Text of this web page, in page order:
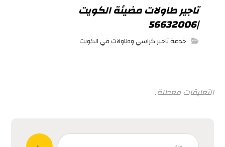
تاجير طاولات مضيئة الكويت
|56632006
خدمة تاجير كراسي وطاولات في الكويت
التعليقات معطلة.